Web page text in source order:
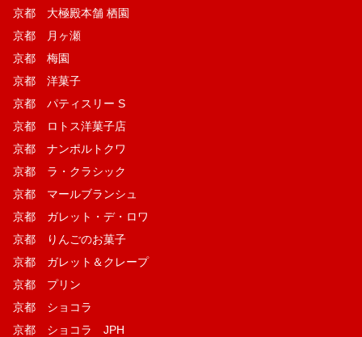
京都 大極殿本舗 栖園
京都 月ヶ瀬
京都 梅園
京都 洋菓子
京都 パティスリー S
京都 ロトス洋菓子店
京都 ナンポルトクワ
京都 ラ・クラシック
京都 マールブランシュ
京都 ガレット・デ・ロワ
京都 りんごのお菓子
京都 ガレット＆クレープ
京都 プリン
京都 ショコラ
京都 ショコラ JPH